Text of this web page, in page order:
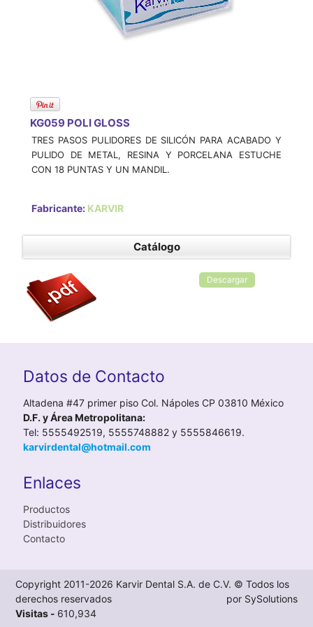
KG059 POLI GLOSS
TRES PASOS PULIDORES DE SILICÓN PARA ACABADO Y
PULIDO DE METAL, RESINA Y PORCELANA ESTUCHE
CON 18 PUNTAS Y UN MANDIL.
Fabricante: KARVIR
Catálogo
Descargar
Datos de Contacto
Altadena #47 primer piso Col. Nápoles CP 03810 México
D.F. y Área Metropolitana:
Tel: 5555492519, 5555748882 y 5555846619.
karvirdental@hotmail.com
Enlaces
Productos
Distribuidores
Contacto
Copyright 2011-2026 Karvir Dental S.A. de C.V. © Todos los
derechos reservados
por SySolutions
Visitas - 610,934